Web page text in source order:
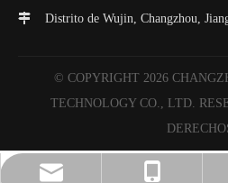
 Distrito de Wujin, Changzhou,
© COPYRIGHT 2026
TECHNOLOGY CO., LTD.